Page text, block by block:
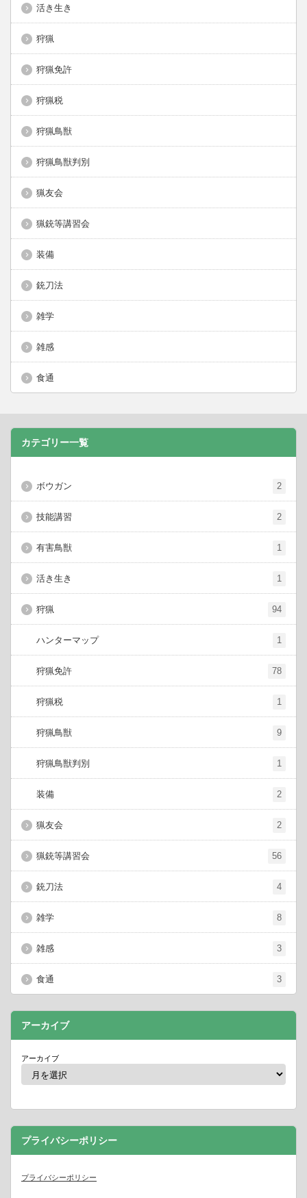
活き生き
狩猟
狩猟免許
狩猟税
狩猟鳥獣
狩猟鳥獣判別
猟友会
猟銃等講習会
装備
銃刀法
雑学
雑感
食通
カテゴリー一覧
ボウガン 2
技能講習 2
有害鳥獣 1
活き生き 1
狩猟 94
ハンターマップ 1
狩猟免許 78
狩猟税 1
狩猟鳥獣 9
狩猟鳥獣判別 1
装備 2
猟友会 2
猟銃等講習会 56
銃刀法 4
雑学 8
雑感 3
食通 3
アーカイブ
アーカイブ
プライバシーポリシー
プライバシーポリシー